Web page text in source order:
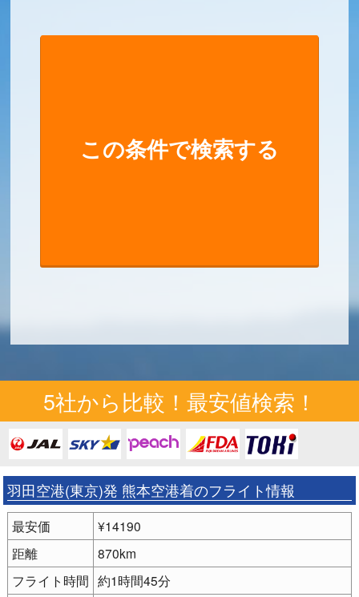
5社から比較！最安値検索！
羽田空港(東京)発 熊本空港着のフライト情報
最安価
¥14190
距離
870km
フライト時間 約1時間45分